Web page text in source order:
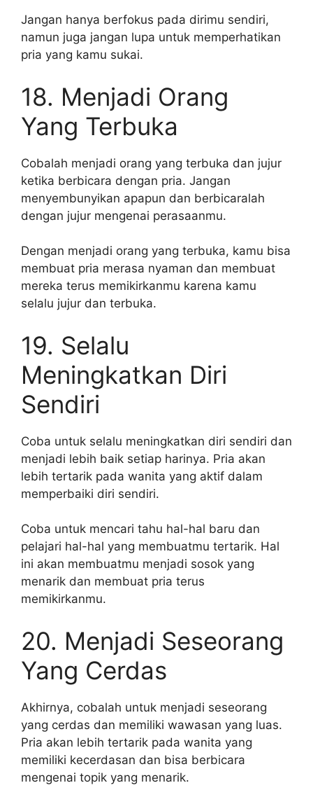
Jangan hanya berfokus pada dirimu sendiri,
namun juga jangan lupa untuk memperhatikan
pria yang kamu sukai.
18. Menjadi Orang
Yang Terbuka
Cobalah menjadi orang yang terbuka dan jujur
ketika berbicara dengan pria. Jangan
menyembunyikan apapun dan berbicaralah
dengan jujur mengenai perasaanmu.
Dengan menjadi orang yang terbuka, kamu bisa
membuat pria merasa nyaman dan membuat
mereka terus memikirkanmu karena kamu
selalu jujur dan terbuka.
19. Selalu
Meningkatkan Diri
Sendiri
Coba untuk selalu meningkatkan diri sendiri dan
menjadi lebih baik setiap harinya. Pria akan
lebih tertarik pada wanita yang aktif dalam
memperbaiki diri sendiri.
Coba untuk mencari tahu hal-hal baru dan
pelajari hal-hal yang membuatmu tertarik. Hal
ini akan membuatmu menjadi sosok yang
menarik dan membuat pria terus
memikirkanmu.
20. Menjadi Seseorang
Yang Cerdas
Akhirnya, cobalah untuk menjadi seseorang
yang cerdas dan memiliki wawasan yang luas.
Pria akan lebih tertarik pada wanita yang
memiliki kecerdasan dan bisa berbicara
mengenai topik yang menarik.